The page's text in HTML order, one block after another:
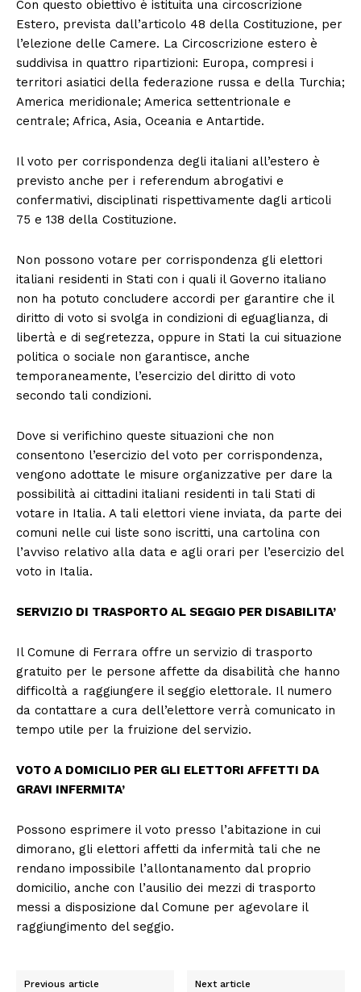
Con questo obiettivo è istituita una circoscrizione
Estero, prevista dall’articolo 48 della Costituzione, per
l’elezione delle Camere. La Circoscrizione estero è
suddivisa in quattro ripartizioni: Europa, compresi i
territori asiatici della federazione russa e della Turchia;
America meridionale; America settentrionale e
centrale; Africa, Asia, Oceania e Antartide.
Il voto per corrispondenza degli italiani all’estero è
previsto anche per i referendum abrogativi e
confermativi, disciplinati rispettivamente dagli articoli
75 e 138 della Costituzione.
Non possono votare per corrispondenza gli elettori
italiani residenti in Stati con i quali il Governo italiano
non ha potuto concludere accordi per garantire che il
diritto di voto si svolga in condizioni di eguaglianza, di
libertà e di segretezza, oppure in Stati la cui situazione
politica o sociale non garantisce, anche
temporaneamente, l’esercizio del diritto di voto
secondo tali condizioni.
Dove si verifichino queste situazioni che non
consentono l’esercizio del voto per corrispondenza,
vengono adottate le misure organizzative per dare la
possibilità ai cittadini italiani residenti in tali Stati di
votare in Italia. A tali elettori viene inviata, da parte dei
comuni nelle cui liste sono iscritti, una cartolina con
l’avviso relativo alla data e agli orari per l’esercizio del
voto in Italia.
SERVIZIO DI TRASPORTO AL SEGGIO PER DISABILITA’
Il Comune di Ferrara offre un servizio di trasporto
gratuito per le persone affette da disabilità che hanno
difficoltà a raggiungere il seggio elettorale. Il numero
da contattare a cura dell’elettore verrà comunicato in
tempo utile per la fruizione del servizio.
VOTO A DOMICILIO PER GLI ELETTORI AFFETTI DA
GRAVI INFERMITA’
Possono esprimere il voto presso l’abitazione in cui
dimorano, gli elettori affetti da infermità tali che ne
rendano impossibile l’allontanamento dal proprio
domicilio, anche con l’ausilio dei mezzi di trasporto
messi a disposizione dal Comune per agevolare il
raggiungimento del seggio.
Previous article Next article